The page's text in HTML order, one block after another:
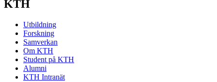
KTH
Utbildning
Forskning
Samverkan
Om KTH
Student på KTH
Alumni
KTH Intranät